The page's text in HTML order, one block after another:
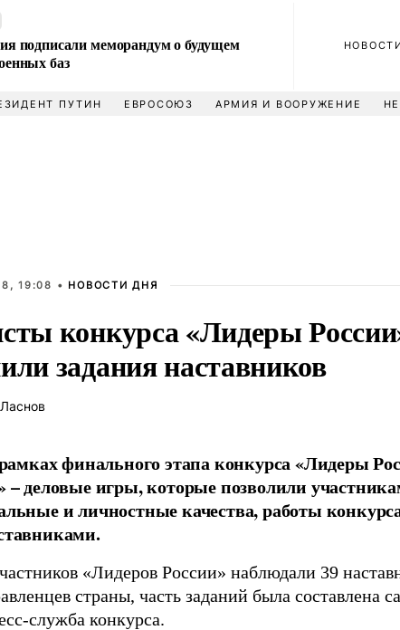
подписали меморандум о будущем
баз
ПУТИН ЕВРОСОЮЗ АРМИЯ И ВООРУЖЕНИЕ
19:08 • НОВОСТИ ДНЯ
конкурса «Лидеры
задания наставников
финального этапа конкурса «Лидеры
– деловые игры, которые позволили
и личностные качества, работы
«Лидеров России» наблюдали 39
страны, часть заданий была составлена
служба конкурса.